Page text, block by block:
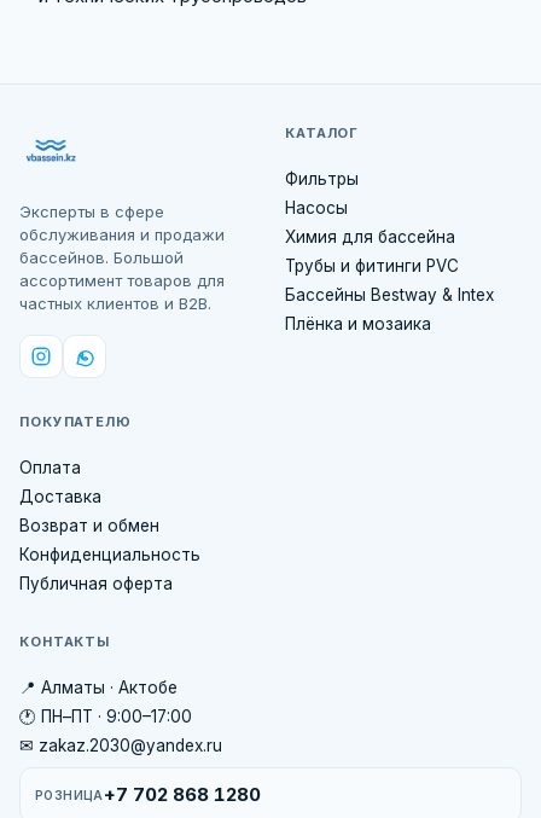
Эксперты в сфере
обслуживания и продажи
бассейнов. Большой
ассортимент товаров для
частных клиентов и B2B.
КАТАЛОГ
Фильтры
Насосы
Химия для бассейна
Трубы и фитинги PVC
Бассейны Bestway & Intex
Плёнка и мозаика
ПОКУПАТЕЛЮ
Оплата
Доставка
Возврат и обмен
Конфиденциальность
Публичная оферта
КОНТАКТЫ
📍 Алматы · Актобе
🕐 ПН–ПТ · 9:00–17:00
✉ zakaz.2030@yandex.ru
РОЗНИЦА +7 702 868 1280